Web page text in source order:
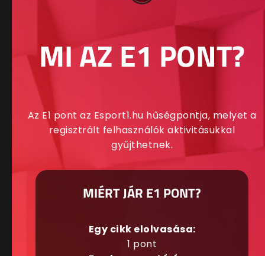
MI AZ E1 PONT?
Az E1 pont az Esport1.hu hűségpontja, melyet a
regisztrált felhasználók aktivitásukkal
gyűjthetnek.
MIÉRT JÁR E1 PONT?
Egy cikk elolvasása:
1 pont